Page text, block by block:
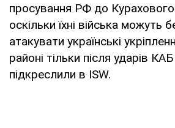
просування РФ до Курахового
оскільки їхні війська можуть
атакувати українські
районі тільки після ударів
підкреслили в ISW.